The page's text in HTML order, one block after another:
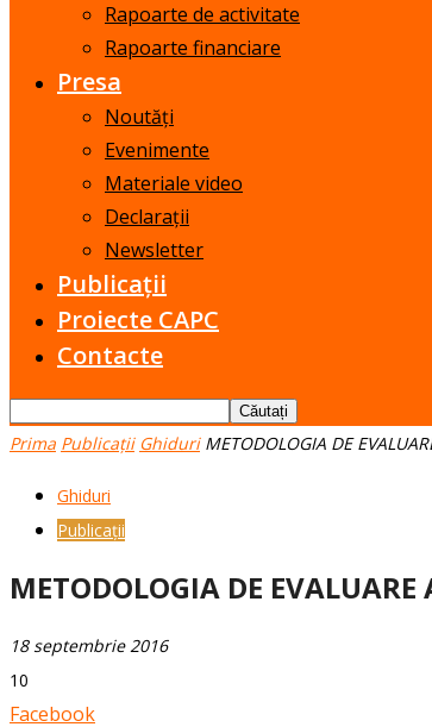
Rapoarte de activitate
Rapoarte financiare
Presa
Noutăți
Evenimente
Materiale video
Declarații
Newsletter
Publicații
Proiecte CAPC
Contacte
Prima Publicații Ghiduri METODOLOGIA DE
Ghiduri
Publicații
METODOLOGIA DE
18 septembrie 2016
10
Facebook